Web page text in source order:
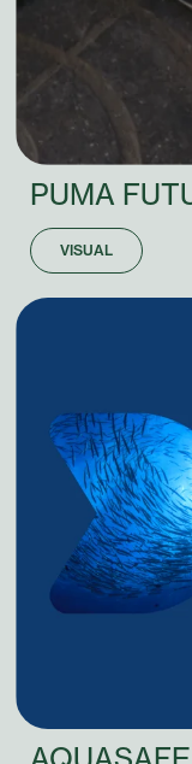
PUMA
VISUAL